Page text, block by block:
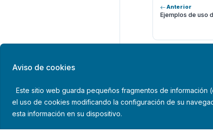
Aviso de cookies
Este sitio web guarda pequeños fragmentos de
el uso de cookies modificando la configuración de su
esta información en su dispositivo.
Anterior
Ejemplos de uso